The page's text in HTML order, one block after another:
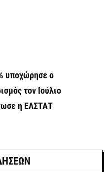
υποχώρησε ο
τον Ιούλιο
η ΕΛΣΤΑΤ